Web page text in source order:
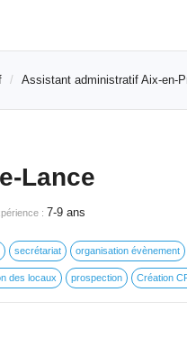
Assistant administratif Aix-en-
Lance
: 7-9 ans
secrétariat organisation évènement
des locaux prospection Création